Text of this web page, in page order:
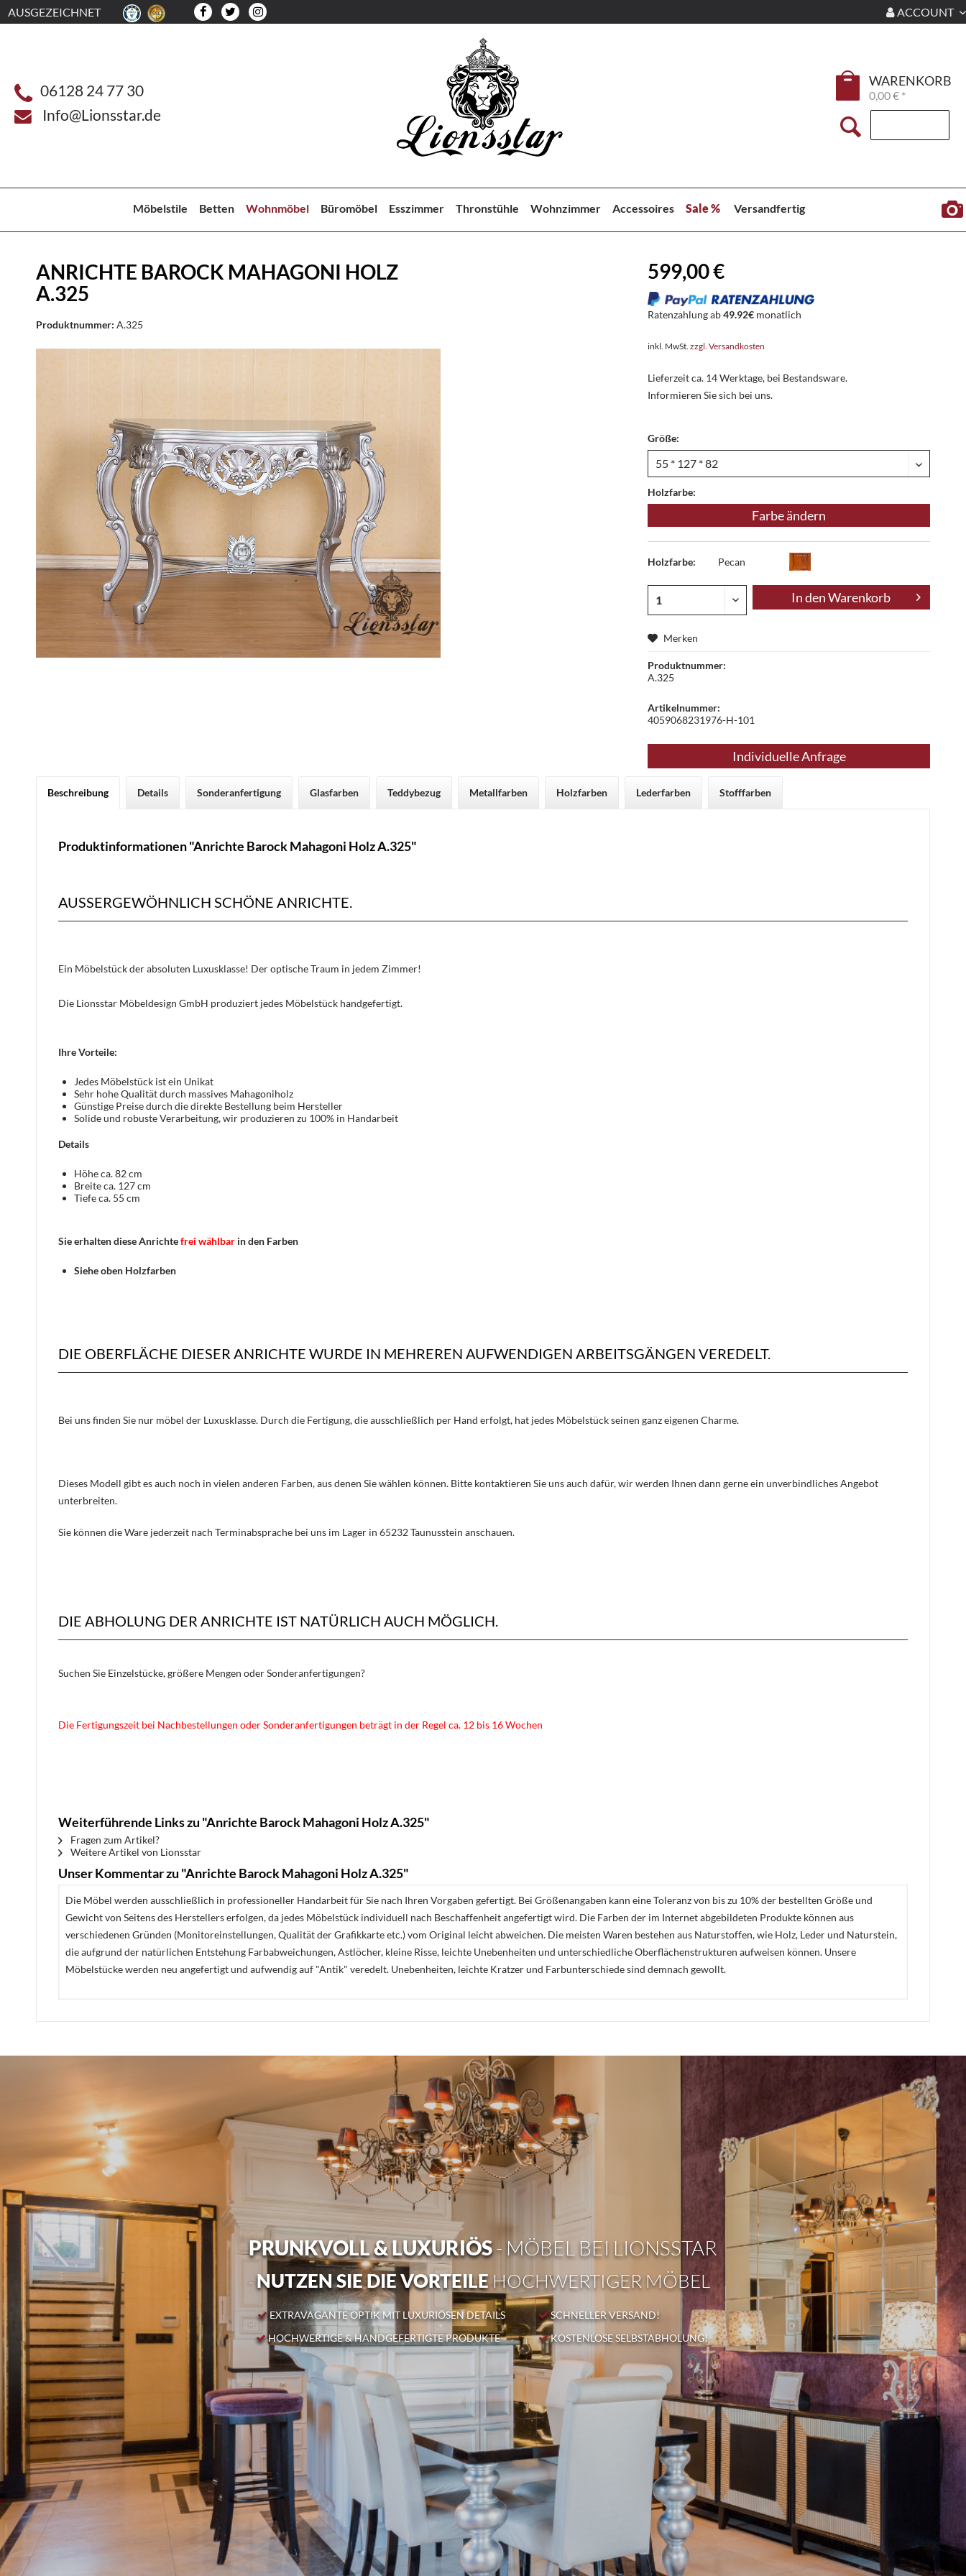
AUSGEZEICHNET ACCOUNT
06128 24 77 30
Info@Lionsstar.de
WARENKORB
0,00 € *
Möbelstile Betten Wohnmöbel Büromöbel Esszimmer Thronstühle Wohnzimmer Accessoires Sale % Versandfertig
ANRICHTE BAROCK MAHAGONI HOLZ
A.325
Produktnummer: A.325
599,00 €
Ratenzahlung ab49.92€ monatlich
inkl. MwSt.zzgl. Versandkosten
Lieferzeit ca. 14 Werktage, bei Bestandsware.
Informieren Sie sich bei uns.
Größe:
Holzfarbe:
Farbe ändern
Holzfarbe: Pecan
In denWarenkorb
Merken
Produktnummer:
A.325
Artikelnummer:
4059068231976-H-101
Individuelle Anfrage
Beschreibung Details Sonderanfertigung Glasfarben Teddybezug Metallfarben Holzfarben Lederfarben Stofffarben
Produktinformationen "Anrichte Barock Mahagoni Holz A.325"
AUSSERGEWÖHNLICH SCHÖNE ANRICHTE.
Ein Möbelstück der absoluten Luxusklasse! Der optische Traum in jedem Zimmer!
Die Lionsstar Möbeldesign GmbH produziert jedes Möbelstück handgefertigt.
Ihre Vorteile:
Jedes Möbelstück ist ein Unikat
Sehr hohe Qualität durch massives Mahagoniholz
Günstige Preise durch die direkte Bestellung beim Hersteller
Solide und robuste Verarbeitung, wir produzieren zu 100% in Handarbeit
Details
Höhe ca. 82 cm
Breite ca. 127 cm
Tiefe ca. 55 cm
Sie erhalten diese Anrichtefrei wählbar in den Farben
Siehe oben Holzfarben
DIE OBERFLÄCHE DIESER ANRICHTE WURDE IN MEHREREN AUFWENDIGEN ARBEITSGÄNGEN VEREDELT.
Bei uns finden Sie nur möbel der Luxusklasse. Durch die Fertigung, die ausschließlich per Hand erfolgt, hat jedes Möbelstück seinen ganz eigenen Charme.
Dieses Modell gibt es auch noch in vielen anderen Farben, aus denen Sie wählen können. Bitte kontaktieren Sie uns auch dafür, wir werden Ihnen dann gerne ein unverbindliches Angebot
unterbreiten.
Sie können die Ware jederzeit nach Terminabsprache bei uns im Lager in 65232 Taunusstein anschauen.
DIE ABHOLUNG DER ANRICHTE IST NATÜRLICH AUCH MÖGLICH.
Suchen Sie Einzelstücke, größere Mengen oder Sonderanfertigungen?
Die Fertigungszeit bei Nachbestellungen oder Sonderanfertigungen beträgt in der Regel ca. 12 bis 16 Wochen
Weiterführende Links zu "Anrichte Barock Mahagoni Holz A.325"
Fragen zum Artikel?
Weitere Artikel von Lionsstar
Unser Kommentar zu "Anrichte Barock Mahagoni Holz A.325"
Die Möbel werden ausschließlich in professioneller Handarbeit für Sie nach Ihren Vorgaben gefertigt. Bei Größenangaben kann eine Toleranz von bis zu 10% der bestellten Größe und
Gewicht von Seitens des Herstellers erfolgen, da jedes Möbelstück individuell nach Beschaffenheit angefertigt wird. Die Farben der im Internet abgebildeten Produkte können aus
verschiedenen Gründen (Monitoreinstellungen, Qualität der Grafikkarte etc.) vom Original leicht abweichen. Die meisten Waren bestehen aus Naturstoffen, wie Holz, Leder und Naturstein,
die aufgrund der natürlichen Entstehung Farbabweichungen, Astlöcher, kleine Risse, leichte Unebenheiten und unterschiedliche Oberflächenstrukturen aufweisen können. Unsere
Möbelstücke werden neu angefertigt und aufwendig auf "Antik" veredelt. Unebenheiten, leichte Kratzer und Farbunterschiede sind demnach gewollt.
PRUNKVOLL & LUXURIÖS- MÖBEL BEI LIONSSTAR
NUTZEN SIE DIE VORTEILEHOCHWERTIGER MÖBEL
EXTRAVAGANTE OPTIK MIT LUXURIÖSEN DETAILS
HOCHWERTIGE & HANDGEFERTIGTE PRODUKTE
SCHNELLER VERSAND!
KOSTENLOSE SELBSTABHOLUNG!